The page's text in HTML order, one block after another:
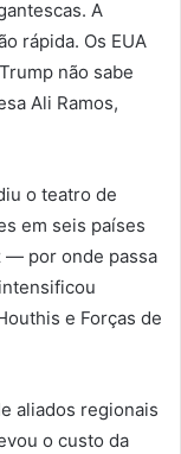
A
rápida. Os EUA
não sabe
Ali Ramos,
o teatro de
em seis países
— por onde passa
e Forças de
aliados regionais
o custo da